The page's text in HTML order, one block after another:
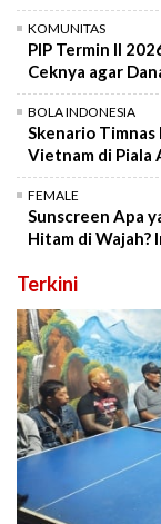
KOMUNITAS
PIP Termin II
Ceknya agar
BOLA INDONESIA
Skenario Timnas
Vietnam di Piala
FEMALE
Sunscreen Apa
Hitam di Wajah?
Terkini